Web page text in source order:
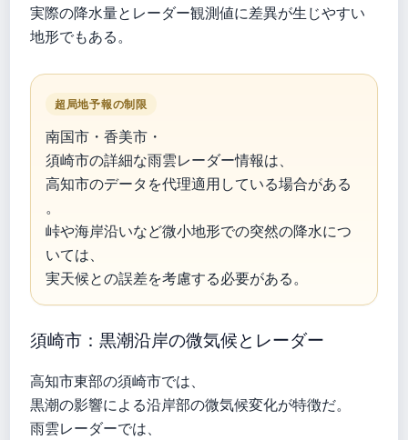
実際の降水量とレーダー観測値に差異が生じやすい
地形でもある。
超局地予報の制限
南国市・香美市・
須崎市の詳細な雨雲レーダー情報は、
高知市のデータを代理適用している場合がある
。
峠や海岸沿いなど微小地形での突然の降水につ
いては、
実天候との誤差を考慮する必要がある。
須崎市：黒潮沿岸の微気候とレーダー
高知市東部の須崎市では、
黒潮の影響による沿岸部の微気候変化が特徴だ。
雨雲レーダーでは、